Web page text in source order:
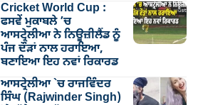
Cricket World Cup :
ਫਸਵੇਂ ਮੁਕਾਬਲੇ ’ਚ
ਆਸਟ੍ਰੇਲੀਆ ਨੇ ਨਿਊਜ਼ੀਲੈਂਡ ਨੂੰ
ਪੰਜ ਦੌੜਾਂ ਨਾਲ ਹਰਾਇਆ,
ਬਣਾਇਆ ਇਹ ਨਵਾਂ ਰਿਕਾਰਡ
ਆਸਟ੍ਰੇਲੀਆ `ਚ ਰਾਜਵਿੰਦਰ
ਸਿੰਘ (Rajwinder Singh)